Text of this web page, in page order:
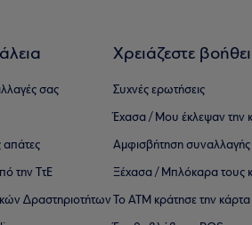
σας
απάτες
την ΤτΕ
∆ραστηριοτήτων
Χρειάζεστε
Συχνές ερωτήσεις
Έχασα / Μου έκλεψαν την
Αμφισβήτηση συναλλαγής
Ξέχασα / Μπλόκαρα τους
Το ΑΤΜ κράτησε την